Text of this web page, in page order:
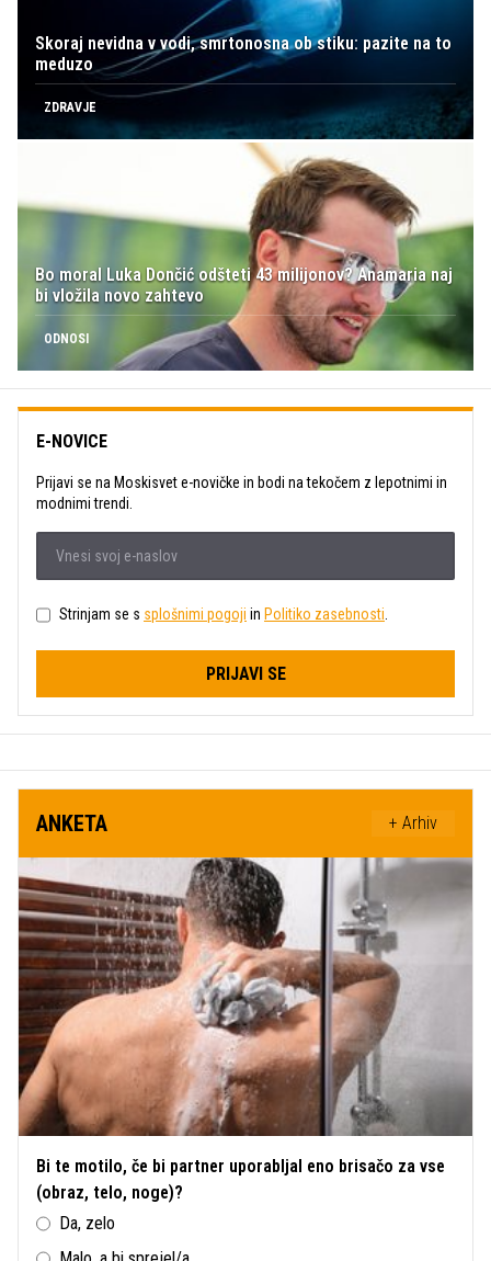
Skoraj nevidna v vodi, smrtonosna ob stiku: pazite na to
meduzo
ZDRAVJE
Bo moral Luka Dončić odšteti 43 milijonov? Anamaria naj
bi vložila novo zahtevo
ODNOSI
E-NOVICE
Prijavi se na Moskisvet e-novičke in bodi na tekočem z lepotnimi in
modnimi trendi.
Strinjam se s splošnimi pogoji in Politiko zasebnosti.
PRIJAVI SE
ANKETA + Arhiv
Bi te motilo, če bi partner uporabljal eno brisačo za vse
(obraz, telo, noge)?
Da, zelo